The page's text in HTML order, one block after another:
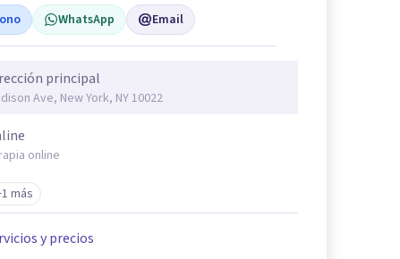
WhatsApp Email
principal
Ave, New York, NY 10022
online
más
y precios